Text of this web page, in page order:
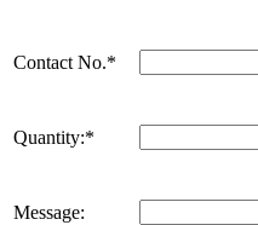
Contact No.*
Quantity:*
Message: